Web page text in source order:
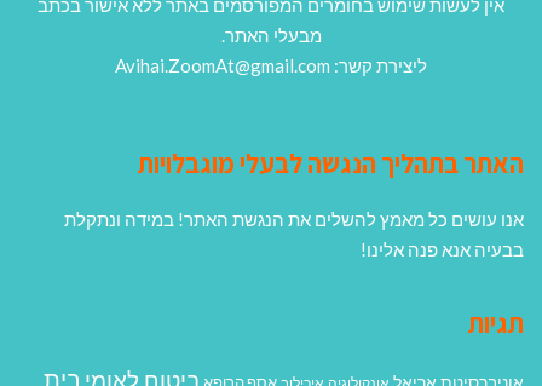
אין לעשות שימוש בחומרים המפורסמים באתר ללא אישור בכתב
מבעלי האתר.
ליצירת קשר: Avihai.ZoomAt@gmail.com
האתר בתהליך הנגשה לבעלי מוגבלויות
אנו עושים כל מאמץ להשלים את הנגשת האתר! במידה ונתקלת
בבעיה אנא פנה אלינו!
תגיות
ביטוח לאומי בית